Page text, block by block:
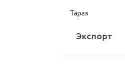
Тараз
Экспорт